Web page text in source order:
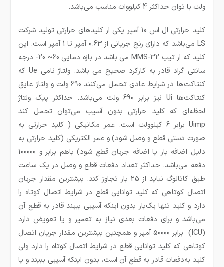
ولت با توان حداکثر 4 کیلووات مناسب می‌باشد.
کلید حرارتی ال اس 10 آمپر یکی از کلیدهای حرارتی تولید شرکت
LS می‌باشد که دارای رنج جریانی از 0.63 آمپر تا 1 آمپر است. این
کلید که از تیپ MMS-32 می باشد در بازه دمایی 60~ 20- درجه
سانتی گراد قادر به کارکرد صحیح می باشد. ولتاژ نامی Ue که
کنتاکت‌ها در شرایط عادی تحمل می‌کنند 690 ولت و ولتاژ عایق
کنتاکت‌ها Ui نیز برابر 690 ولت می‌باشد. حداکثر پيک ولتاژ
لحظه‌ای كه کلید حرارتی بدون آسیب می‌توان تحمل كند
Uimp برابر 6 کیلوولت است. عمر مکانیکی ( کلید حرارتی به
صورت دستی قطع و وصل شود) و عمر الکتریکی (کلید حرارتی به
دلیل اضافه بار یا اضافه جریان قطع شود) باهم برابر و 100000
دفعه می‌باشد. حداکثر تعداد دفعات قطع و وصل در یک ساعت
طبق کاتالوگ نباید از 25 بار تجاوز کند. بیشترین مقدار جریان
اتصال کوتاهی که کلید توانایی قطع در شرایط اتصال کوتاه را
دارد و کلید تنها یک‌بار بدون اینکه آسیبی ببیند قادر به قطع آن
می‌باشد و برای دفعات بعدی نیاز به تعمیر و یا تعویض دارد
(ICU) برابر 50000 آمپر و همچنین بیشترین مقدار جریان اتصال
کوتاهی که کلید توانایی قطع در شرایط اتصال کوتاه را دارد ولی
کلید به‌دفعات قادر به قطع آن است، بدون اینکه آسیبی ببیند و یا